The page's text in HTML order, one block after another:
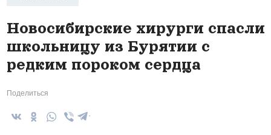
Новосибирские хирурги спасли
школьницу из Бурятии с
редким пороком сердца
Поделиться